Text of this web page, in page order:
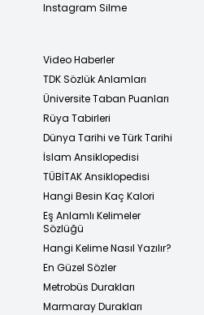
Instagram Silme
Video Haberler
TDK Sözlük Anlamları
Üniversite Taban Puanları
Rüya Tabirleri
Dünya Tarihi ve Türk Tarihi
İslam Ansiklopedisi
TÜBİTAK Ansiklopedisi
Hangi Besin Kaç Kalori
Eş Anlamlı Kelimeler
Sözlüğü
Hangi Kelime Nasıl Yazılır?
En Güzel Sözler
Metrobüs Durakları
Marmaray Durakları